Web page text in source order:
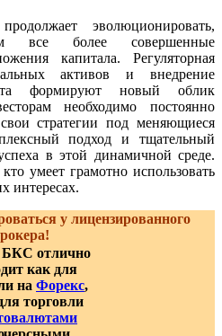
эволюционировать,
все более совершенные
капитала. Регуляторная
активов и внедрение
формируют новый облик
необходимо постоянно
стратегии под меняющиеся
подход и тщательный
в этой динамичной среде.
умеет грамотно использовать
интересах.
у лицензированного
БКС отлично
как для
на Форекс,
торговли